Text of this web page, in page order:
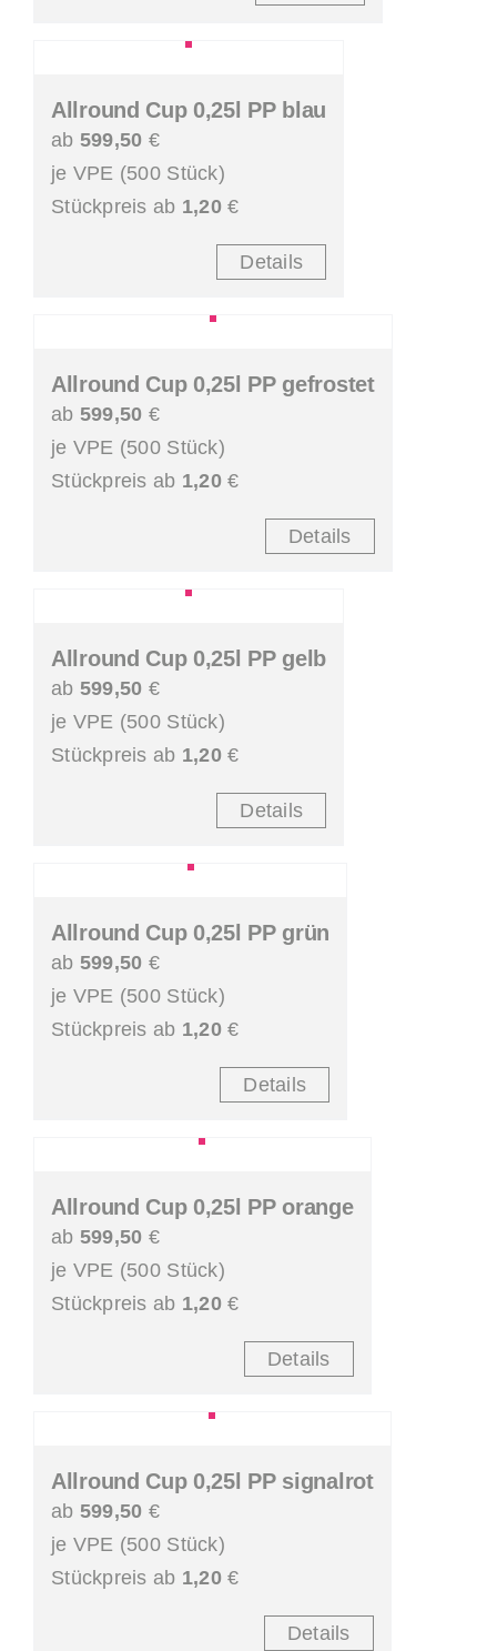
Allround Cup 0,25l PP blau
ab 599,50 €
je VPE (500 Stück)
Stückpreis ab 1,20€
Details
Allround Cup 0,25l PP gefrostet
ab 599,50 €
je VPE (500 Stück)
Stückpreis ab 1,20€
Details
Allround Cup 0,25l PP gelb
ab 599,50 €
je VPE (500 Stück)
Stückpreis ab 1,20€
Details
Allround Cup 0,25l PP grün
ab 599,50 €
je VPE (500 Stück)
Stückpreis ab 1,20€
Details
Allround Cup 0,25l PP orange
ab 599,50 €
je VPE (500 Stück)
Stückpreis ab 1,20€
Details
Allround Cup 0,25l PP signalrot
ab 599,50 €
je VPE (500 Stück)
Stückpreis ab 1,20€
Details